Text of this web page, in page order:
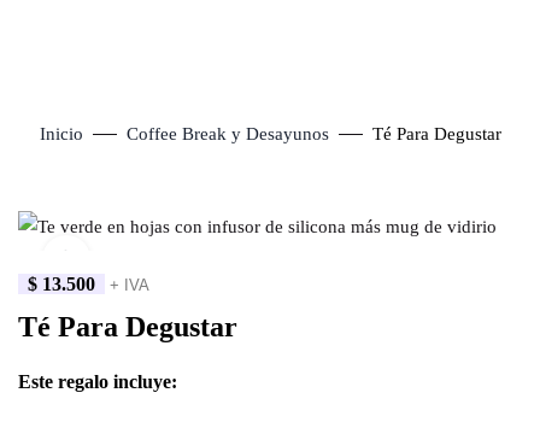
Inicio Coffee Break y Desayunos Té Para Degustar
$ 13.500 + IVA
Té Para Degustar
Este regalo incluye: